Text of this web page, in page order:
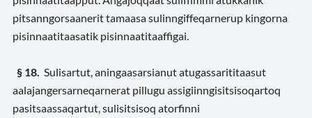
pitsanngorsaanerit tamaasa sulinngiffeqarnerup kingorna
pisinnaatitaasatik pisinnaatitaaffigai.
§ 18. Sulisartut, aningaasarsianut atugassarititaasut
aalajangersarneqarnerat pillugu assigiinngisitsisoqartoq
pasitsaassaqartut, sulisitsisoq atorfinni